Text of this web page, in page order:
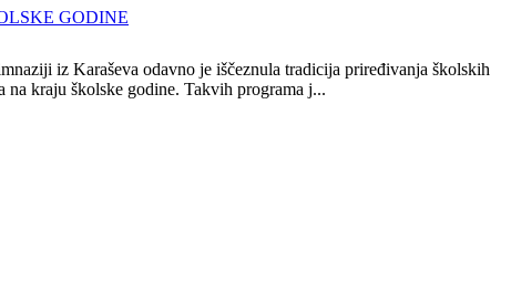
GODINE
iz Karaševa odavno je iščeznula tradicija priređivanja školskih
na kraju školske godine. Takvih programa j...